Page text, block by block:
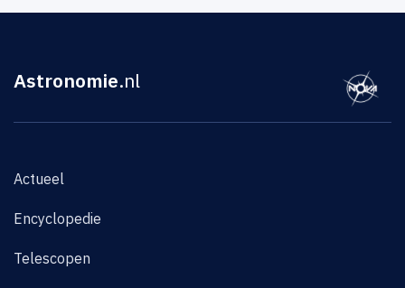
Astronomie.nl
Actueel
Encyclopedie
Telescopen